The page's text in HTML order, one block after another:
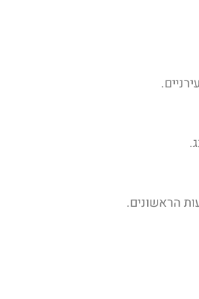
הראשונים.